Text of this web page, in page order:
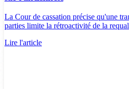
La Cour de cassation précise qu'une
parties limite la rétroactivité de la
Lire l'article